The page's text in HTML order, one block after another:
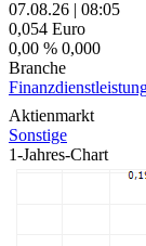
07.08.26 | 08:05
0,054 Euro
0,00 % 0,000
Branche
Aktienmarkt
Sonstige
1-Jahres-Chart